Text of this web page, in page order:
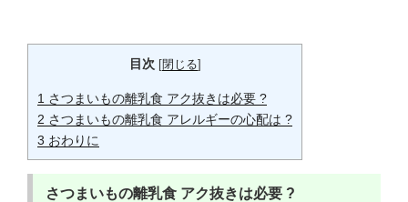
目次 [閉じる]
1 さつまいもの離乳食 アク抜きは必要 ?
2 さつまいもの離乳食 アレルギーの心配は ?
3 おわりに
さつまいもの離乳食 アク抜きは必要 ?